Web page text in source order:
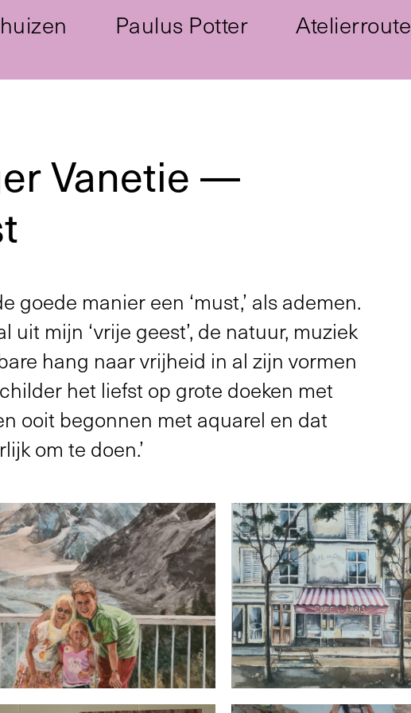
Paulus Potter Atelierroute
Vanetie —
goede manier een ‘must,’ als ademen.
uit mijn ‘vrije geest’, de natuur, muziek
hang naar vrijheid in al zijn vormen
het liefst op grote doeken met
ooit begonnen met aquarel en dat
om te doen.’